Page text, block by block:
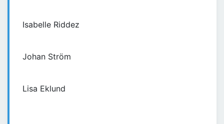
Isabelle Riddez
Johan Ström
Lisa Eklund